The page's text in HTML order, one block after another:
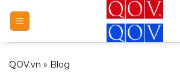
qua
nội
dung
QOV.vn » Blog